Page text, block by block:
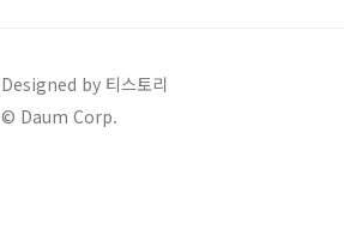
Designed by 티스토리
© Daum Corp.